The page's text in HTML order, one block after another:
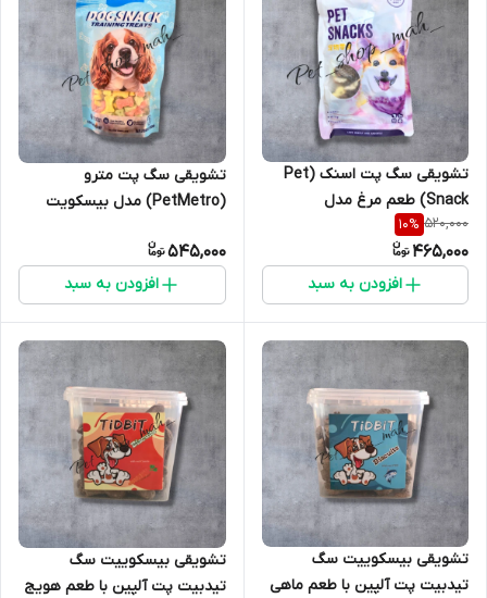
تشویقی سگ پت اسنک (Pet
Snack) طعم مرغ مدل
بیسکویت دور پیچ 110 گرمی
520,000
10%
465,000
افزودن به سبد
تشویقی سگ پت مترو
(PetMetro) مدل بیسکویت
545,000
افزودن به سبد
تشویقی بیسکوییت سگ
تیدبیت پت آلپین با طعم ماهی
تشویقی بیسکوییت سگ
تیدبیت پت آلپین با طعم هویج